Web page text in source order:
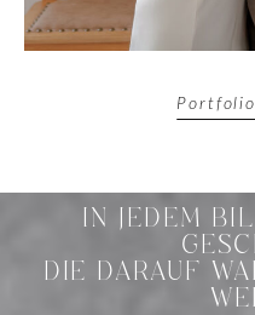
IN JEDEM
DIE DARAUF